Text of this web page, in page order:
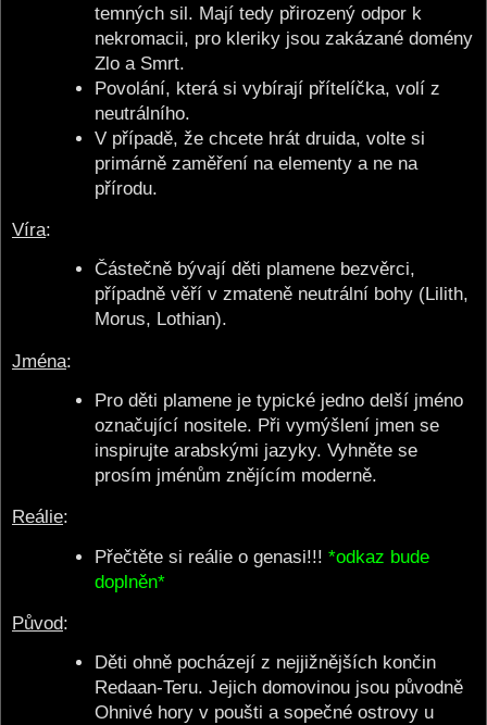
temných sil. Mají tedy přirozený odpor k
nekromacii, pro kleriky jsou zakázané domény
Zlo a Smrt.
Povolání, která si vybírají přítelíčka, volí z
neutrálního.
V případě, že chcete hrát druida, volte si
primárně zaměření na elementy a ne na
přírodu.
Víra:
Částečně bývají děti plamene bezvěrci,
případně věří v zmateně neutrální bohy (Lilith,
Morus, Lothian).
Jména:
Pro děti plamene je typické jedno delší jméno
označující nositele. Při vymýšlení jmen se
inspirujte arabskými jazyky. Vyhněte se
prosím jménům znějícím moderně.
Reálie:
Přečtěte si reálie o genasi!!!*odkaz bude
doplněn*
Původ:
Děti ohně pocházejí z nejjižnějších končin
Redaan-Teru. Jejich domovinou jsou původně
Ohnivé hory v poušti a sopečné ostrovy u